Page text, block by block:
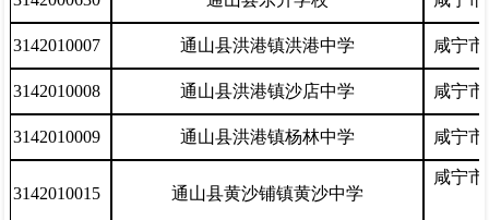
3142010007 通山县洪港镇洪港中学 咸宁
3142010008 通山县洪港镇沙店中学 咸宁
3142010009 通山县洪港镇杨林中学 咸宁
3142010015 通山县黄沙铺镇黄沙中学
咸宁